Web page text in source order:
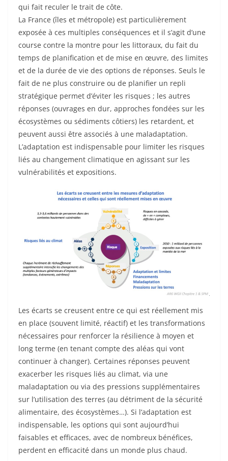
qui fait reculer le trait de côte.
La France (îles et métropole) est particulièrement
exposée à ces multiples conséquences et il s’agit d’une
course contre la montre pour les littoraux, du fait du
temps de planification et de mise en œuvre, des limites
et de la durée de vie des options de réponses. Seuls le
fait de ne plus construire ou de planifier un repli
stratégique permet d’éviter les risques ; les autres
réponses (ouvrages en dur, approches fondées sur les
écosystèmes ou sédiments côtiers) les retardent, et
peuvent aussi être associés à une maladaptation.
L’adaptation est indispensable pour limiter les risques
liés au changement climatique en agissant sur les
vulnérabilités et expositions.
Les écarts se creusent entre ce qui est réellement mis
en place (souvent limité, réactif) et les transformations
nécessaires pour renforcer la résilience à moyen et
long terme (en tenant compte des aléas qui vont
continuer à changer). Certaines réponses peuvent
exacerber les risques liés au climat, via une
maladaptation ou via des pressions supplémentaires
sur l’utilisation des terres (au détriment de la sécurité
alimentaire, des écosystèmes…). Si l’adaptation est
indispensable, les options qui sont aujourd’hui
faisables et efficaces, avec de nombreux bénéfices,
perdent en efficacité dans un monde plus chaud.